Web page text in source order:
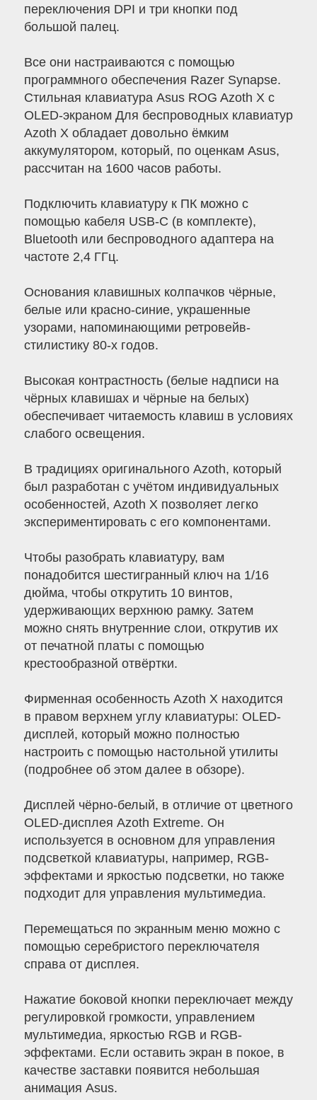
переключения DPI и три кнопки под
большой палец.
Все они настраиваются с помощью
программного обеспечения Razer Synapse.
Стильная клавиатура Asus ROG Azoth X с
OLED-экраном Для беспроводных клавиатур
Azoth X обладает довольно ёмким
аккумулятором, который, по оценкам Asus,
рассчитан на 1600 часов работы.
Подключить клавиатуру к ПК можно с
помощью кабеля USB-C (в комплекте),
Bluetooth или беспроводного адаптера на
частоте 2,4 ГГц.
Основания клавишных колпачков чёрные,
белые или красно-синие, украшенные
узорами, напоминающими ретровейв-
стилистику 80-х годов.
Высокая контрастность (белые надписи на
чёрных клавишах и чёрные на белых)
обеспечивает читаемость клавиш в условиях
слабого освещения.
В традициях оригинального Azoth, который
был разработан с учётом индивидуальных
особенностей, Azoth X позволяет легко
экспериментировать с его компонентами.
Чтобы разобрать клавиатуру, вам
понадобится шестигранный ключ на 1/16
дюйма, чтобы открутить 10 винтов,
удерживающих верхнюю рамку. Затем
можно снять внутренние слои, открутив их
от печатной платы с помощью
крестообразной отвёртки.
Фирменная особенность Azoth X находится
в правом верхнем углу клавиатуры: OLED-
дисплей, который можно полностью
настроить с помощью настольной утилиты
(подробнее об этом далее в обзоре).
Дисплей чёрно-белый, в отличие от цветного
OLED-дисплея Azoth Extreme. Он
используется в основном для управления
подсветкой клавиатуры, например, RGB-
эффектами и яркостью подсветки, но также
подходит для управления мультимедиа.
Перемещаться по экранным меню можно с
помощью серебристого переключателя
справа от дисплея.
Нажатие боковой кнопки переключает между
регулировкой громкости, управлением
мультимедиа, яркостью RGB и RGB-
эффектами. Если оставить экран в покое, в
качестве заставки появится небольшая
анимация Asus.